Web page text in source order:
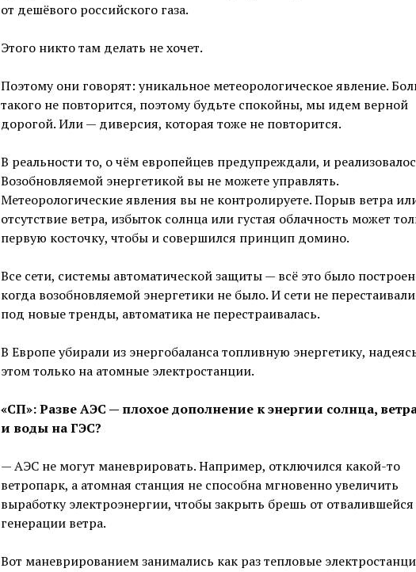
от дешёвого российского газа.
Этого никто там делать не хочет.
Поэтому они говорят: уникальное метеорологическое явление.
такого не повторится, поэтому будьте спокойны, мы идем верной
дорогой. Или — диверсия, которая тоже не повторится.
В реальности то, о чём европейцев предупреждали, и
Возобновляемой энергетикой вы не можете управлять.
Метеорологические явления вы не контролируете. Порыв ветра
отсутствие ветра, избыток солнца или густая облачность может
первую косточку, чтобы и совершился принцип домино.
Все сети, системы автоматической защиты — всё это было
когда возобновляемой энергетики не было. И сети не
под новые тренды, автоматика не перестраивалась.
В Европе убирали из энергобаланса топливную энергетику,
этом только на атомные электростанции.
«СП»: Разве АЭС — плохое дополнение к энергии солнца,
и воды на ГЭС?
— АЭС не могут маневрировать. Например, отключился какой-то
ветропарк, а атомная станция не способна мгновенно увеличить
выработку электроэнергии, чтобы закрыть брешь от отвалившейся
генерации ветра.
Вот маневрированием занимались как раз тепловые